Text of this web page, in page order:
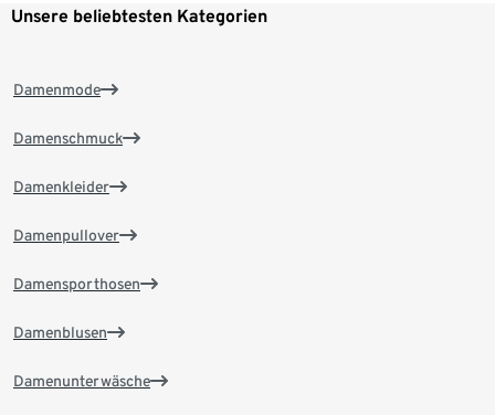
Unsere beliebtesten Kategorien
Damenmode
Damenschmuck
Damenkleider
Damenpullover
Damensporthosen
Damenblusen
Damenunterwäsche